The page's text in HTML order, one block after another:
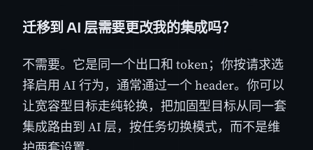
迁移到 AI 层需要更改我的集成吗？
不需要。它是同一个出口和 token；你按请求选
择启用 AI 行为，通常通过一个 header。你可以
让宽容型目标走纯轮换，把加固型目标从同一套
集成路由到 AI 层，按任务切换模式，而不是维